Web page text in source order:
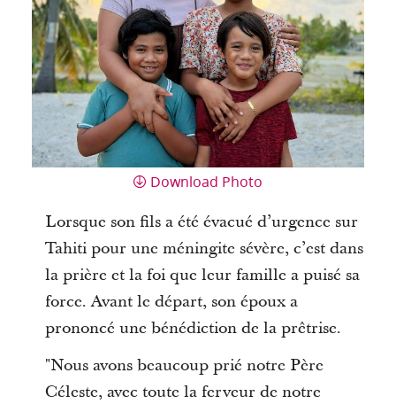
Download Photo
Lorsque son fils a été évacué d’urgence sur
Tahiti pour une méningite sévère, c’est dans
la prière et la foi que leur famille a puisé sa
force. Avant le départ, son époux a
prononcé une bénédiction de la prêtrise.
"Nous avons beaucoup prié notre Père
Céleste, avec toute la ferveur de notre